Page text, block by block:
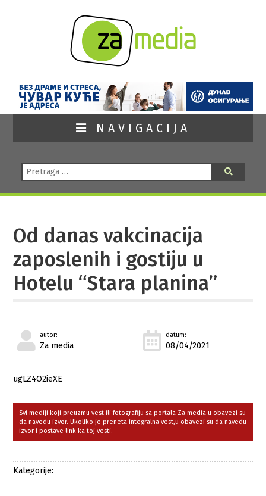
NAVIGACIJA
Pretraga:
Od danas vakcinacija
zaposlenih i gostiju u
Hotelu “Stara planina”
autor:
Za media
datum:
08/04/2021
ugLZ4O2ieXE
Svi mediji koji preuzmu vest ili fotografiju sa portala Za media u obavezi su
da navedu izvor. Ukoliko je preneta integralna vest,u obavezi su da navedu
izvor i postave link ka toj vesti.
Kategorije: